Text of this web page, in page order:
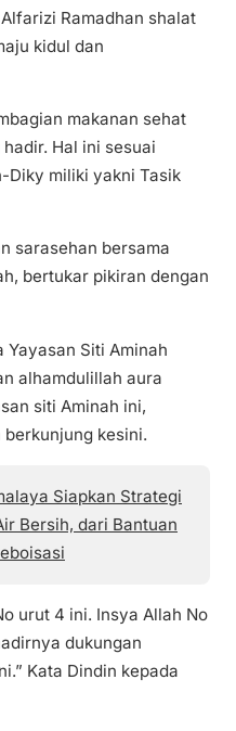
Ramadhan shalat
kidul dan
makanan sehat
Hal ini sesuai
Diky miliki yakni Tasik
sarasehan bersama
bertukar pikiran dengan
Yayasan Siti Aminah
alhamdulillah aura
siti Aminah ini,
kesini.
Siapkan Strategi
Bersih, dari Bantuan
urut 4 ini. Insya Allah No
dukungan
Kata Dindin kepada